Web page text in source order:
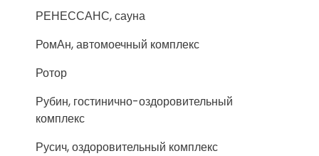
РЕНЕССАНС, сауна
РомАн, автомоечный комплекс
Ротор
Рубин, гостинично-оздоровительный
комплекс
Русич, оздоровительный комплекс